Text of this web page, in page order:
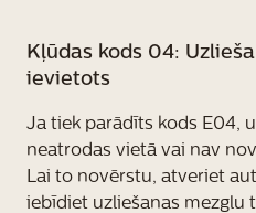
Kļūdas kods 04:
ievietots
Ja tiek parādīts kods E04,
neatrodas vietā vai nav
Lai to novērstu, atveriet
iebīdiet uzliešanas mezglu